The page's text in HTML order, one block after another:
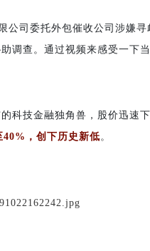
公司委托外包催收公司涉嫌
调查。通过视频来感受一下当
科技金融独角兽，股价迅速下
，创下历史新低。